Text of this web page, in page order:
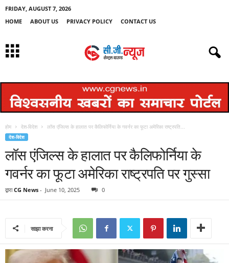
FRIDAY, AUGUST 7, 2026
HOME
ABOUT US PRIVACY POLICY CONTACT US
होम देश-विदेश लॉस एंजिल्स के हालात पर कैलिफोर्निया के गवर्नर का फूटा अमेरिका राष्ट्रपति...
देश-विदेश
लॉस एंजिल्स के हालात पर कैलिफोर्निया के
गवर्नर का फूटा अमेरिका राष्ट्रपति पर गुस्सा
द्वारा CG News - June 10, 2025 0
साझा करना